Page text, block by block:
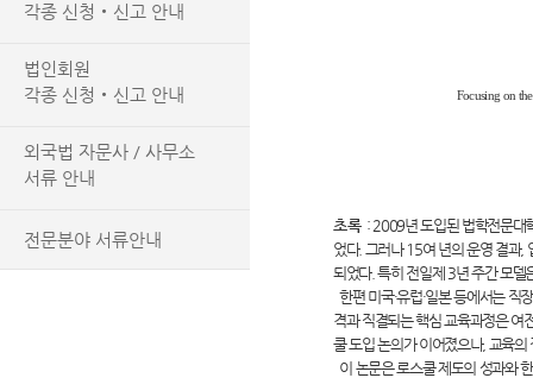
각종 신청‧신고 안내
법인회원
각종 신청‧신고 안내
외국법 자문사 / 사무소
서류 안내
전문분야 서류안내
Focusing on
초록 : 2009년 도입된 법학전문대
었다. 그러나 15여 년의 운영 결과,
되었다. 특히 전일제 3년 주간 모델
한편 미국·유럽·일본 등에서는 직
격과 직결되는 핵심 교육과정은 여
쿨 도입 논의가 이어졌으나, 교육
이 논문은 로스쿨 제도의 성과와